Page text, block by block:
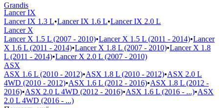
Grandis
Lancer IX
Lancer IX 1.3 L•Lancer IX 1.6 L•Lancer IX 2.0 L
Lancer X
Lancer X 1.5 L (2007 - 2010)•Lancer X 1.5 L (2011 - 2014)•Lancer
X 1.6 L (2011 - 2014)•Lancer X 1.8 L (2007 - 2010)•Lancer X 1.8
L (2011 - 2014)•Lancer X 2.0 L (2007 - 2010)
ASX
ASX 1.6 L (2010 - 2012)•ASX 1.8 L (2010 - 2012)•ASX 2.0 L
4WD (2010 - 2012)•ASX 1.6 L (2012 - 2016)•ASX 1.8 L (2012 -
2016)•ASX 2.0 L 4WD (2012 - 2016)•ASX 1.6 L (2016 - ...)•ASX
2.0 L 4WD (2016 - ...)